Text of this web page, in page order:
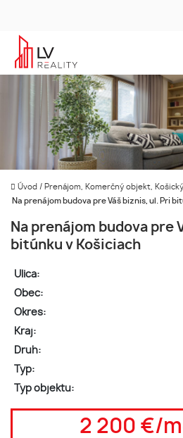
Úvod / Prenájom, Komerčný objekt,
Na prenájom budova pre Váš biznis, ul. Pri
Na prenájom budova pre
bitúnku v Košiciach
Ulica:
Obec:
Okres:
Kraj:
Druh:
Typ:
Typ objektu:
2 200 €/